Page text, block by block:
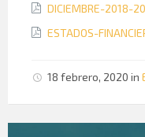
DICIEMBRE-2018-
ESTADOS-
18 febrero, 2020 in